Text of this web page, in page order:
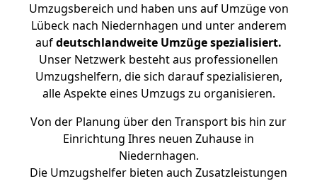
Umzugsbereich und haben uns auf Umzüge von
Lübeck nach Niedernhagen und unter anderem
aufdeutschlandweite Umzüge spezialisiert.
Unser Netzwerk besteht aus professionellen
Umzugshelfern, die sich darauf spezialisieren,
alle Aspekte eines Umzugs zu organisieren.
Von der Planung über den Transport bis hin zur
Einrichtung Ihres neuen Zuhause in
Niedernhagen.
Die Umzugshelfer bieten auch Zusatzleistungen